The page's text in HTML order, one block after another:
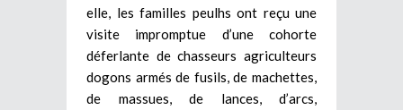
elle, les familles peulhs ont reçu une
visite impromptue d’une cohorte
déferlante de chasseurs agriculteurs
dogons armés de fusils, de machettes,
de massues, de lances, d’arcs,